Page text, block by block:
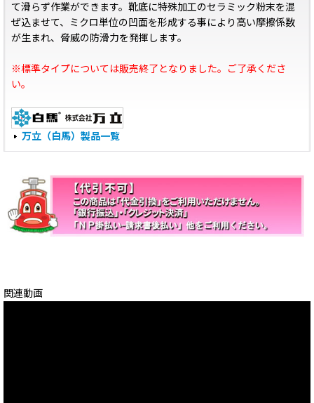
て滑らず作業ができます。靴底に特殊加工のセラミック粉末を混
ぜ込ませて、ミクロ単位の凹面を形成する事により高い摩擦係数
が生まれ、脅威の防滑力を発揮します。
※標準タイプについては販売終了となりました。ご了承くださ
い。
万立（白馬）製品一覧
関連動画